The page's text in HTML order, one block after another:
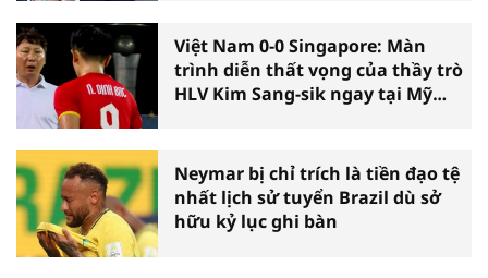
Việt Nam 0-0 Singapore: Màn
trình diễn thất vọng của thầy trò
HLV Kim Sang-sik ngay tại Mỹ
Neymar bị chỉ trích là tiền đạo tệ
nhất lịch sử tuyển Brazil dù sở
hữu kỷ lục ghi bàn